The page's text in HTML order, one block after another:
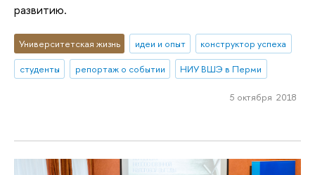
развитию.
Университетская жизнь идеи и опыт
конструктор успеха
студенты
репортаж о событии НИУ ВШЭ в Перми
5 октября 2018